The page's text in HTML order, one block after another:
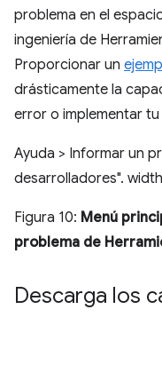
problema en el
ingeniería de
Proporcionar un
drásticamente la
error o implementar
Ayuda > Informar un
desarrolladores".
Figura 10: Menú
problema de
Descarga los